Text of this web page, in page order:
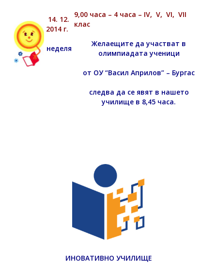
14. 12.
2014 г.
неделя
9,00 часа – 4 часа – IV, V, VI, VII
клас
Желаещите да участват в
олимпиадата ученици
от ОУ “Васил Априлов” – Бургас
следва да се явят в нашето
училище в 8,45 часа.
ИНОВАТИВНО УЧИЛИЩЕ